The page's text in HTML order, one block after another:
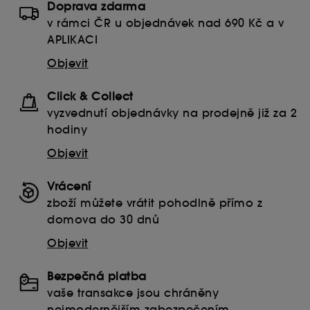
Doprava zdarma
v rámci ČR u objednávek nad 690 Kč a v
APLIKACI
Objevit
Click & Collect
vyzvednutí objednávky na prodejně již za 2
hodiny
Objevit
Vrácení
zboží můžete vrátit pohodlně přímo z
domova do 30 dnů
Objevit
Bezpečná platba
vaše transakce jsou chráněny
zde.